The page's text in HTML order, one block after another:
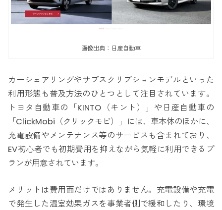
画像出典：日産自動車
カーシェアリングやサブスクリプションモデルといった
利用形態も普及方法のひとつとして注目されています。
トヨタ自動車の「KINTO（キント）」や日産自動車の
「ClickMobi（クリックモビ）」には、車本体のほかに、
充電設備やメンテナンス等のサービスも含まれており、
EV初心者でも初期費用を抑えながら気軽に利用できるプ
ランが用意されています。
メリットは費用面だけではありません。充電設備や充電
で発生した温室効果ガスを事業者側で緩和したり、環境